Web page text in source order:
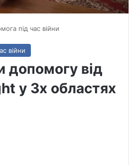
під час війни
війни
допомогу від
у Зх областях